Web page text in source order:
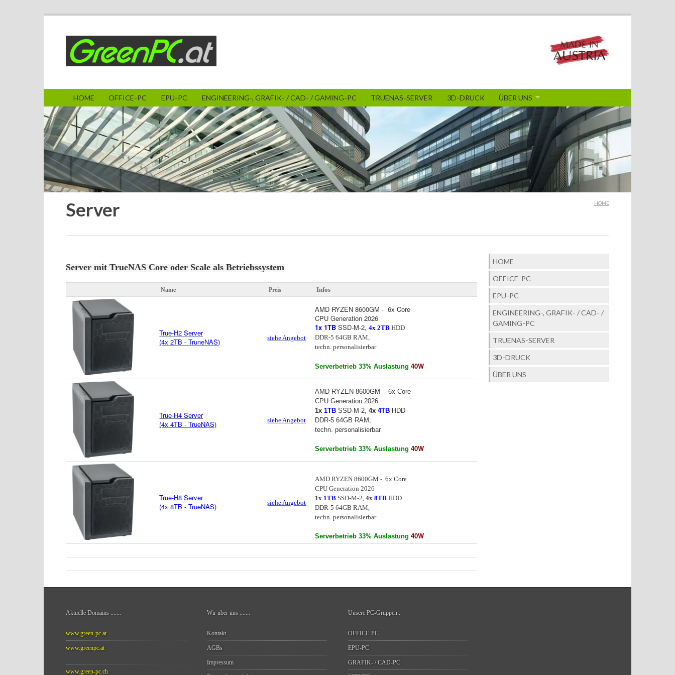
HOME OFFICE-PC EPU-PC ENGINEERING-, GRAFIK- / CAD- / GAMING-PC TRUENAS-SERVER 3D-DRUCK ÜBER UNS
HOME
Server
Server mit TrueNAS Core oder Scale als Betriebssystem
Name Preis Infos
True-H2 Server
(4x 2TB - TruneNAS)
siehe Angebot
AMD RYZEN 8600GM - 6x Core
CPU Generation 2026
1x 1TB SSD-M-2,4x 2TB HDD
DDR-5 64GB RAM,
techn. personalisierbar
Serverbetrieb 33% Auslastung40W
True-H4 Server
(4x 4TB - TrueNAS)
siehe Angebot
AMD RYZEN 8600GM - 6x Core
CPU Generation 2026
1x 1TB SSD-M-2,4x 4TB HDD
DDR-5 64GB RAM,
techn. personalisierbar
Serverbetrieb 33% Auslastung40W
True-H8 Server
(4x 8TB - TrueNAS)
siehe Angebot
AMD RYZEN 8600GM - 6x Core
CPU Generation 2026
1x 1TB SSD-M-2,4x8TB HDD
DDR-5 64GB RAM,
techn. personalisierbar
Serverbetrieb 33% Auslastung40W
HOME
OFFICE-PC
EPU-PC
ENGINEERING-, GRAFIK- / CAD- /
GAMING-PC
TRUENAS-SERVER
3D-DRUCK
ÜBER UNS
Aktuelle Domains .......
www.green-pc.at
www.greenpc.at
www.green-pc.ch
Wir über uns.......
Kontakt
AGBs
Impressum
Unsere PC-Gruppen...
OFFICE-PC
EPU-PC
GRAFIK- / CAD-PC